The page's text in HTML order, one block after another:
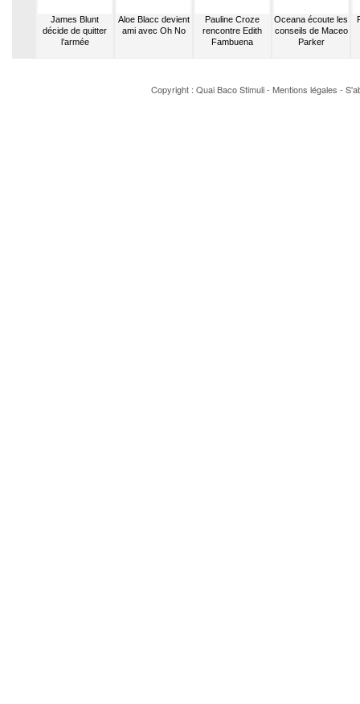
James Blunt
décide de quitter
l’armée
Aloe Blacc devient
ami avec Oh No
Pauline Croze
rencontre Edith
Fambuena
Oceana écoute les
conseils de Maceo
Parker
Copyright : Quai BacoStimuli- Mentions légales -